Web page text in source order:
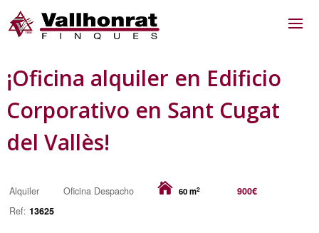
¡Oficina alquiler en Edificio
Corporativo en Sant Cugat
del Vallès!
Alquiler Oficina Despacho 60 m2
900€
Ref: 13625